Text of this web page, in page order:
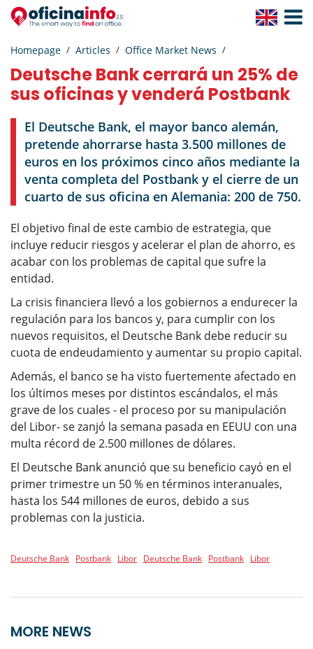
Toggle
Homepage Articles Office Market News
Deutsche Bank cerrará un 25% de
sus oficinas y venderá Postbank
El Deutsche Bank, el mayor banco alemán,
pretende ahorrarse hasta 3.500 millones de
euros en los próximos cinco años mediante la
venta completa del Postbank y el cierre de un
cuarto de sus oficina en Alemania: 200 de 750.
El objetivo final de este cambio de estrategia, que
incluye reducir riesgos y acelerar el plan de ahorro, es
acabar con los problemas de capital que sufre la
entidad.
La crisis financiera llevó a los gobiernos a endurecer la
regulación para los bancos y, para cumplir con los
nuevos requisitos, el Deutsche Bank debe reducir su
cuota de endeudamiento y aumentar su propio capital.
Además, el banco se ha visto fuertemente afectado en
los últimos meses por distintos escándalos, el más
grave de los cuales - el proceso por su manipulación
del Libor- se zanjó la semana pasada en EEUU con una
multa récord de 2.500 millones de dólares.
El Deutsche Bank anunció que su beneficio cayó en el
primer trimestre un 50 % en términos interanuales,
hasta los 544 millones de euros, debido a sus
problemas con la justicia.
Deutsche Bank Postbank Libor Deutsche Bank Postbank Libor
MORE NEWS